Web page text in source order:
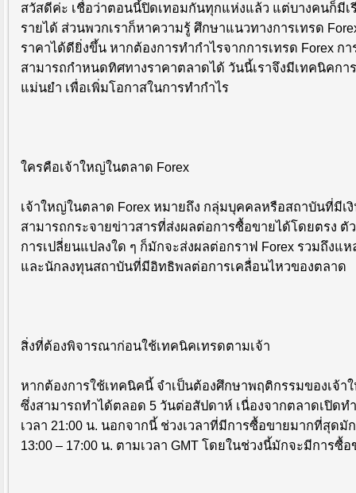
สวัสดีค่ะ เชื่อว่าตอนนี้ปิดเทอมกันทุกแห่งแล้ว แต่บางคนก็มี
รายได้ ส่วนพวกเราก็หาความรู้ ศึกษาแนวทางการเทรด
ราคาได้ดียิ่งขึ้น หากต้องการทำกำไรจากการเทรด Forex ก
สามารถกำหนดทิศทางราคาตลาดได้ วันนี้เราจึงมีเทคนิคก
แม่นยำ เพื่อเพิ่มโอกาสในการทำกำไร
ใครคือเจ้าใหญ่ในตลาด Forex
เจ้าใหญ่ในตลาด Forex หมายถึง กลุ่มบุคคลหรือสถาบันที่มี
สามารถกระจายข่าวสารที่ส่งผลต่อการซื้อขายได้โดยตรง ตั
การเปลี่ยนแปลงใด ๆ ก็มักจะส่งผลต่อกราฟ Forex รวมถึง
และนักลงทุนสถาบันที่มีอิทธิพลต่อการเคลื่อนไหวของตลาด
สิ่งที่ต้องพิจารณาก่อนใช้เทคนิคเทรดตามเจ้า
หากต้องการใช้เทคนิคนี้ จำเป็นต้องศึกษาพฤติกรรมของเจ้า
ซึ่งสามารถทำได้ตลอด 5 วันต่อสัปดาห์ เนื่องจากตลาดเปิดท
เวลา 21:00 น. นอกจากนี้ ช่วงเวลาที่มีการซื้อขายมากที่สุด
13:00 – 17:00 น. ตามเวลา GMT โดยในช่วงนี้มักจะมีการ